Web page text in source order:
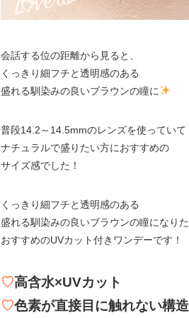
会話する位の距離から見ると、
くっきり細フチと透明感のある
盛れる馴染みの良いブラウンの瞳に
普段14.2～14.5mmのレンズを使っていて
ナチュラルで盛りたい方におすすめの
サイズ感でした！
くっきり細フチと透明感のある
盛れる馴染みの良いブラウンの瞳になり
おすすめのUVカット付きワンデーです！
♡高含水×UVカット
♡色素が直接目に触れない構造